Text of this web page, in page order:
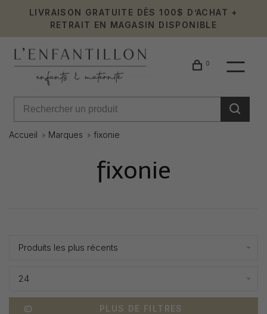
LIVRAISON GRATUITE DÈS 100$ D’ACHAT +
RETRAIT EN MAGASIN DISPONIBLE
0
Accueil Marques fixonie
fixonie
Produits les plus récents
24
PLUS DE FILTRES